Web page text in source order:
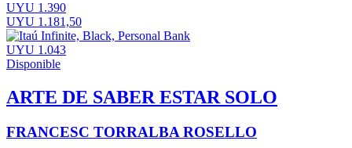
UYU 1.390
UYU 1.181,50
UYU 1.043
Disponible
ARTE DE SABER ESTAR SOLO
FRANCESC TORRALBA ROSELLO